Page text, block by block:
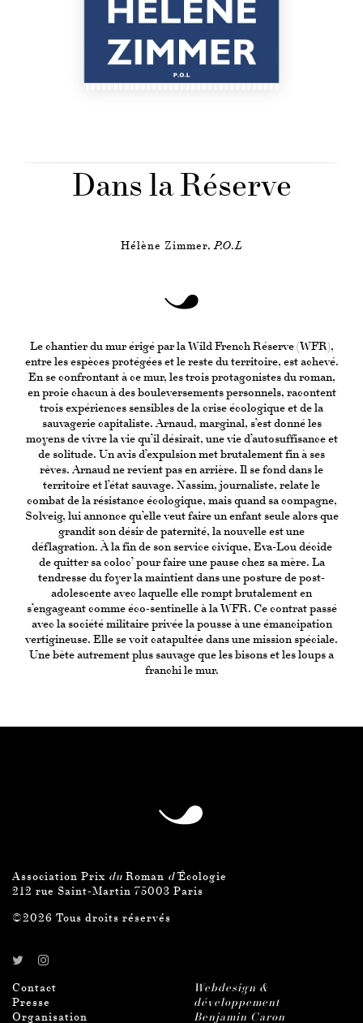
Dans la Réserve
Hélène Zimmer, P.O.L
Le chantier du mur érigé par la Wild French Réserve (WFR),
entre les espèces protégées et le reste du territoire, est achevé.
En se confrontant à ce mur, les trois protagonistes du roman,
en proie chacun à des bouleversements personnels, racontent
trois expériences sensibles de la crise écologique et de la
sauvagerie capitaliste. Arnaud, marginal, s’est donné les
moyens de vivre la vie qu’il désirait, une vie d’autosuffisance et
de solitude. Un avis d’expulsion met brutalement fin à ses
rêves. Arnaud ne revient pas en arrière. Il se fond dans le
territoire et l’état sauvage. Nassim, journaliste, relate le
combat de la résistance écologique, mais quand sa compagne,
Solveig, lui annonce qu’elle veut faire un enfant seule alors que
grandit son désir de paternité, la nouvelle est une
déflagration. À la fin de son service civique, Eva-Lou décide
de quitter sa coloc’ pour faire une pause chez sa mère. La
tendresse du foyer la maintient dans une posture de post-
adolescente avec laquelle elle rompt brutalement en
s’engageant comme éco-sentinelle à la WFR. Ce contrat passé
avec la société militaire privée la pousse à une émancipation
vertigineuse. Elle se voit catapultée dans une mission spéciale.
Une bête autrement plus sauvage que les bisons et les loups a
franchi le mur.
Association Prix du Roman d’Écologie
212 rue Saint-Martin 75003 Paris
©2026 Tous droits réservés
Contact
Presse
Organisation
Webdesign &
développement
Benjamin Caron